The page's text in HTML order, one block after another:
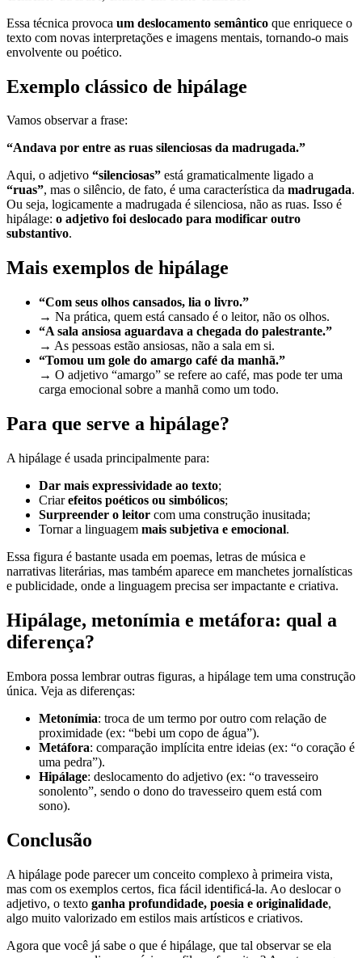
Essa técnica provoca um deslocamento semântico que enriquece o
texto com novas interpretações e imagens mentais, tornando-o mais
envolvente ou poético.
Exemplo clássico de hipálage
Vamos observar a frase:
“Andava por entre as ruas silenciosas da madrugada.”
Aqui, o adjetivo “silenciosas” está gramaticalmente ligado a
“ruas”, mas o silêncio, de fato, é uma característica da madrugada.
Ou seja, logicamente a madrugada é silenciosa, não as ruas. Isso é
hipálage: o adjetivo foi deslocado para modificar outro
substantivo.
Mais exemplos de hipálage
“Com seus olhos cansados, lia o livro.”
→ Na prática, quem está cansado é o leitor, não os olhos.
“A sala ansiosa aguardava a chegada do palestrante.”
→ As pessoas estão ansiosas, não a sala em si.
“Tomou um gole do amargo café da manhã.”
→ O adjetivo “amargo” se refere ao café, mas pode ter uma
carga emocional sobre a manhã como um todo.
Para que serve a hipálage?
A hipálage é usada principalmente para:
Dar mais expressividade ao texto;
Criarefeitos poéticos ou simbólicos;
Surpreender o leitor com uma construção inusitada;
Tornar a linguagem mais subjetiva e emocional.
Essa figura é bastante usada em poemas, letras de música e
narrativas literárias, mas também aparece em manchetes jornalísticas
e publicidade, onde a linguagem precisa ser impactante e criativa.
Hipálage, metonímia e metáfora: qual a
diferença?
Embora possa lembrar outras figuras, a hipálage tem uma construção
única. Veja as diferenças:
Metonímia: troca de um termo por outro com relação de
proximidade (ex: “bebi um copo de água”).
Metáfora: comparação implícita entre ideias (ex: “o coração é
uma pedra”).
Hipálage: deslocamento do adjetivo (ex: “o travesseiro
sonolento”, sendo o dono do travesseiro quem está com
sono).
Conclusão
A hipálage pode parecer um conceito complexo à primeira vista,
mas com os exemplos certos, fica fácil identificá-la. Ao deslocar o
adjetivo, o texto ganha profundidade, poesia e originalidade,
algo muito valorizado em estilos mais artísticos e criativos.
Agora que você já sabe o que é hipálage, que tal observar se ela